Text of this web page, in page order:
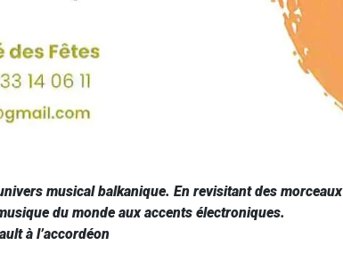
musical balkanique. En revisitant des morceaux
du monde aux accents électroniques.
à l’accordéon